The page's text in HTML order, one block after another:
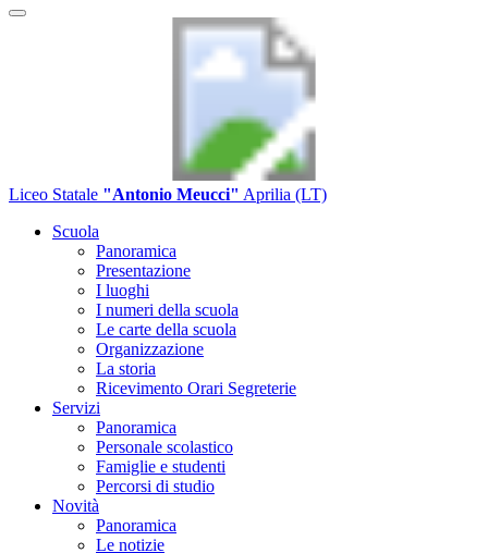
Liceo Statale "Antonio Meucci" Aprilia (LT)
Scuola
Panoramica
Presentazione
I luoghi
I numeri della scuola
Le carte della scuola
Organizzazione
La storia
Ricevimento Orari Segreterie
Servizi
Panoramica
Personale scolastico
Famiglie e studenti
Percorsi di studio
Novità
Panoramica
Le notizie